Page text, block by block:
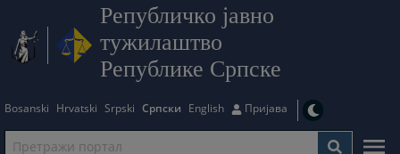
Републичко јавно
тужилаштво
Републике Српске
Bosanski Hrvatski Srpski Српски English Пријава